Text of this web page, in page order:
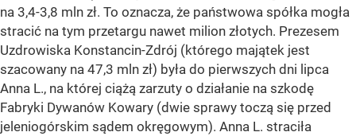
na 3,4-3,8 mln zł. To oznacza, że państwowa spółka mogła
stracić na tym przetargu nawet milion złotych. Prezesem
Uzdrowiska Konstancin-Zdrój (którego majątek jest
szacowany na 47,3 mln zł) była do pierwszych dni lipca
Anna L., na której ciążą zarzuty o działanie na szkodę
Fabryki Dywanów Kowary (dwie sprawy toczą się przed
jeleniogórskim sądem okręgowym). Anna L. straciła